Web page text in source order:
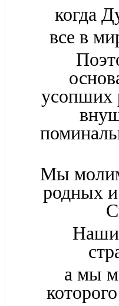
когда
все в
усопших
Мы
родных
Наши
а мы